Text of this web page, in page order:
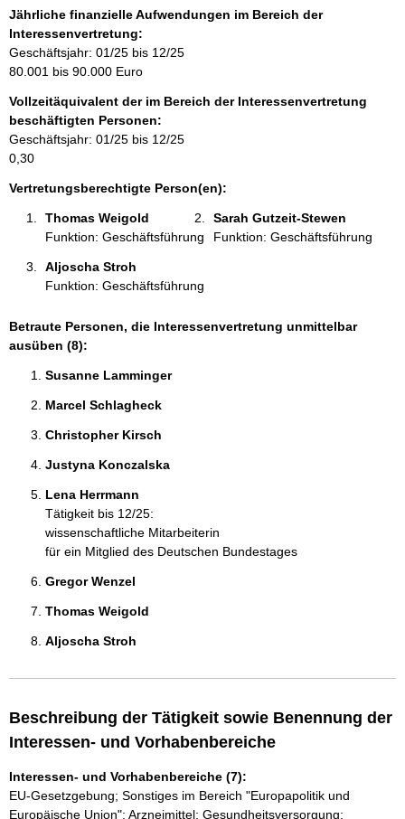
f
o
r
m
t
i
o
n
e
Jährliche finanzielle Aufwendungen im Bereich der
Interessenvertretung:
Geschäftsjahr: 01/25 bis 12/25
80.001 bis 90.000 Euro
Vollzeitäquivalent der im Bereich der Interessenvertretung
beschäftigten Personen:
Geschäftsjahr: 01/25 bis 12/25
0,30
Vertretungsberechtigte Person(en):
Thomas Weigold
Funktion: Geschäftsführung
Sarah Gutzeit-Stewen
Funktion: Geschäftsführung
Aljoscha Stroh
Funktion: Geschäftsführung
Betraute Personen, die Interessenvertretung unmittelbar
ausüben (8):
Susanne Lamminger
Marcel Schlagheck
Christopher Kirsch
Justyna Konczalska
Lena Herrmann
Tätigkeit bis 12/25:
wissenschaftliche Mitarbeiterin
für ein Mitglied des Deutschen Bundestages
Gregor Wenzel
Thomas Weigold
Aljoscha Stroh
Beschreibung der Tätigkeit sowie Benennung der
Interessen- und Vorhabenbereiche
Interessen- und Vorhabenbereiche (7):
EU-Gesetzgebung; Sonstiges im Bereich "Europapolitik und
Europäische Union"; Arzneimittel; Gesundheitsversorgung;